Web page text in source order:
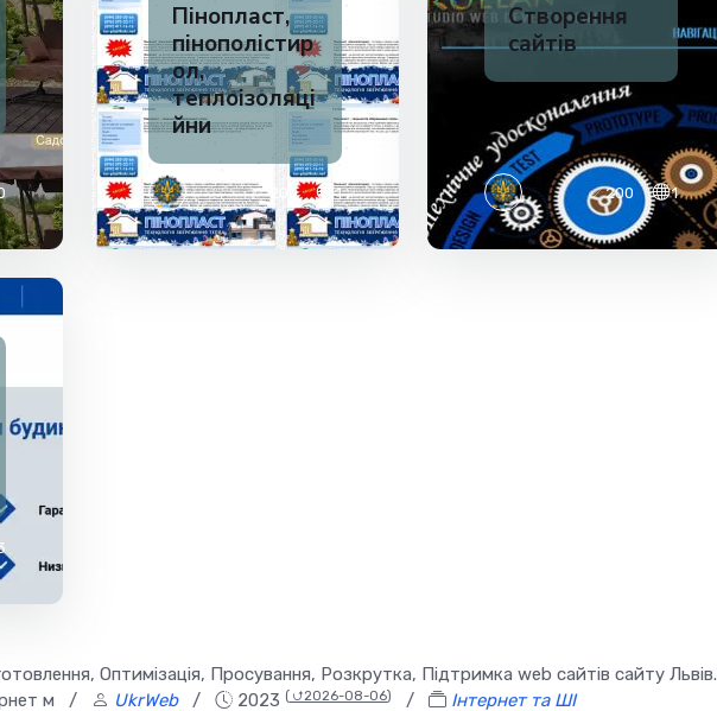
Пінопласт,
пінополістир
ол,
теплоізоляці
йни
✅ 200 1
Створення
сайтів
✅ 200 1
Оптимізація, Просування, Розкрутка, Підтримка web сайтів сайту Львів.
м / UkrWeb/ 2023 ( ⮍2026-08-06) / Інтернет та ШІ